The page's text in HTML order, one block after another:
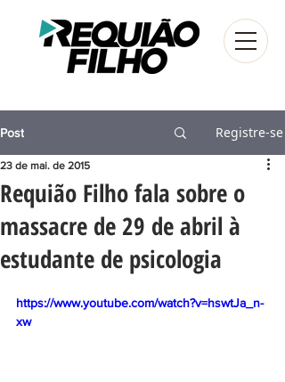
Post Registre-se
Requião Filho fala sobre o
massacre de 29 de abril à
estudante de psicologia
23 de mai. de 2015
https://www.youtube.com/watch?v=hswtJa_n-
xw